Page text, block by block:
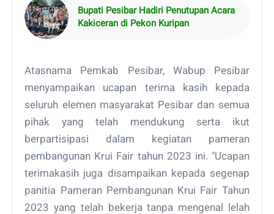
Bupati Pesibar Hadiri Penutupan Acara
Kakiceran di Pekon Kuripan
Atasnama Pemkab Pesibar, Wabup Pesibar
menyampaikan ucapan terima kasih kepada
seluruh elemen masyarakat Pesibar dan semua
pihak yang telah mendukung serta ikut
berpartisipasi dalam kegiatan pameran
pembangunan Krui Fair tahun 2023 ini. "Ucapan
terimakasih juga disampaikan kepada segenap
panitia Pameran Pembangunan Krui Fair Tahun
2023 yang telah bekerja tanpa mengenal lelah